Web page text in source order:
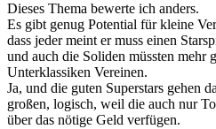
Dieses Thema bewerte ich anders.
Es gibt genug Potential für kleine
dass jeder meint er muss einen
und auch die Soliden müssten mehr
Unterklassiken Vereinen.
Ja, und die guten Superstars gehen
großen, logisch, weil die auch nur
über das nötige Geld verfügen.